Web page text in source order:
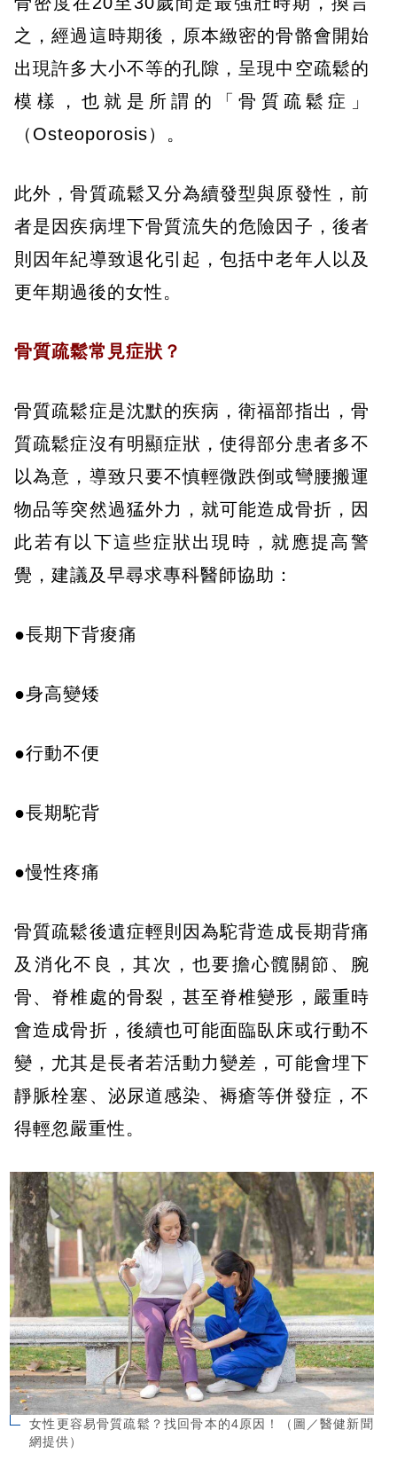
之，經過這時期後，原本緻密的骨骼會開始
出現許多大小不等的孔隙，呈現中空疏鬆的
模樣，也就是所謂的「骨質疏鬆症」
（Osteoporosis）。
此外，骨質疏鬆又分為續發型與原發性，前
者是因疾病埋下骨質流失的危險因子，後者
則因年紀導致退化引起，包括中老年人以及
更年期過後的女性。
骨質疏鬆常見症狀？
骨質疏鬆症是沈默的疾病，衛福部指出，骨
質疏鬆症沒有明顯症狀，使得部分患者多不
以為意，導致只要不慎輕微跌倒或彎腰搬運
物品等突然過猛外力，就可能造成骨折，因
此若有以下這些症狀出現時，就應提高警
覺，建議及早尋求專科醫師協助：
●長期下背痠痛
●身高變矮
●行動不便
●長期駝背
●慢性疼痛
骨質疏鬆後遺症輕則因為駝背造成長期背痛
及消化不良，其次，也要擔心髖關節、腕
骨、脊椎處的骨裂，甚至脊椎變形，嚴重時
會造成骨折，後續也可能面臨臥床或行動不
變，尤其是長者若活動力變差，可能會埋下
靜脈栓塞、泌尿道感染、褥瘡等併發症，不
得輕忽嚴重性。
女性更容易骨質疏鬆？找回骨本的4原因！（圖／醫健新聞
網提供）